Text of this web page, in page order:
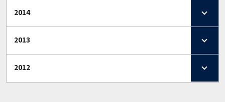
2014
2013
2012